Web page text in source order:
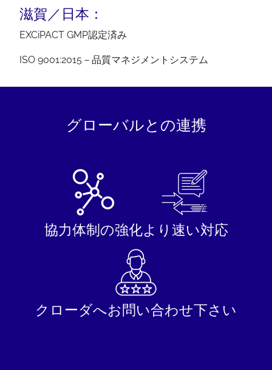
滋賀／日本：
EXCiPACT GMP認定済み
ISO 9001:2015－品質マネジメントシステム
グローバルとの連携
協力体制の強化より速い対応
クローダへお問い合わせ下さい